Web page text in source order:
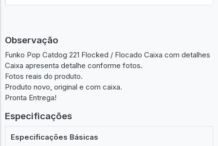
Observação
Funko Pop Catdog 221 Flocked / Flocado Caixa com detalhes
Caixa apresenta detalhe conforme fotos.
Fotos reais do produto.
Produto novo, original e com caixa.
Pronta Entrega!
Especificações
Especificações Básicas